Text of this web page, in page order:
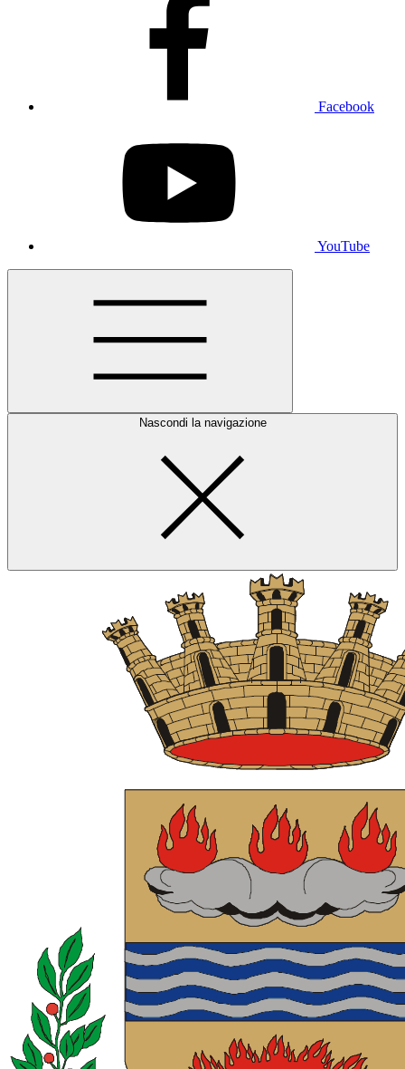
Facebook
YouTube
Nascondi la navigazione